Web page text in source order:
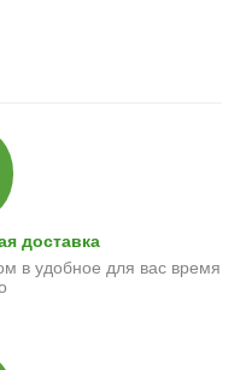
доставка
в удобное для вас время